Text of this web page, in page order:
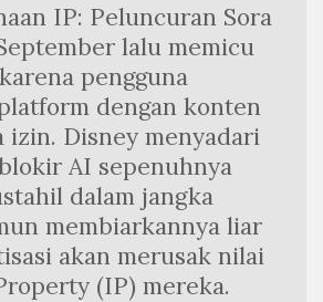
IP: Peluncuran Sora
lalu memicu
pengguna
dengan konten
izin. Disney menyadari
AI sepenuhnya
dalam jangka
membiarkannya liar
akan merusak nilai
(IP) mereka.